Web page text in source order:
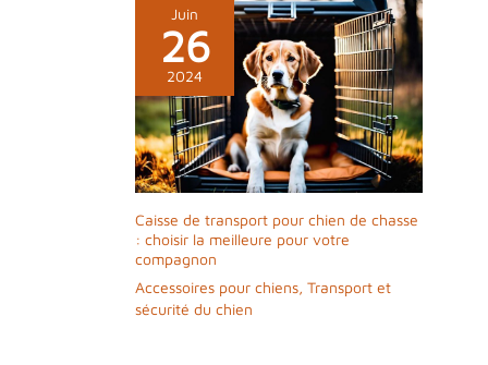
Juin
26
2024
Caisse de transport pour chien de chasse
: choisir la meilleure pour votre
compagnon
Accessoires pour chiens, Transport et
sécurité du chien